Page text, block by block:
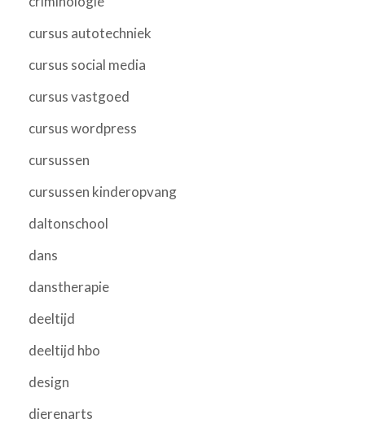
cursus autotechniek
cursus social media
cursus vastgoed
cursus wordpress
cursussen
cursussen kinderopvang
daltonschool
dans
danstherapie
deeltijd
deeltijd hbo
design
dierenarts